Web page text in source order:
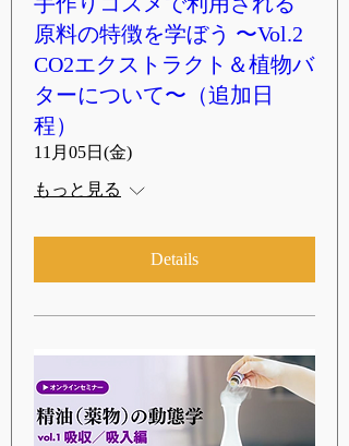
原料の特徴を学ぼう 〜Vol.2
CO2エクストラクト＆植物バ
ターについて〜（追加日
程）
11月05日(金)
もっと見る
Details